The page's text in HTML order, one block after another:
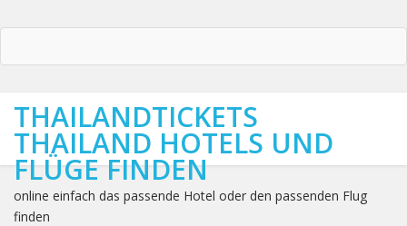
THAILANDTICKETS
THAILAND HOTELS UND
FLÜGE FINDEN
online einfach das passende Hotel oder den passenden Flug
finden